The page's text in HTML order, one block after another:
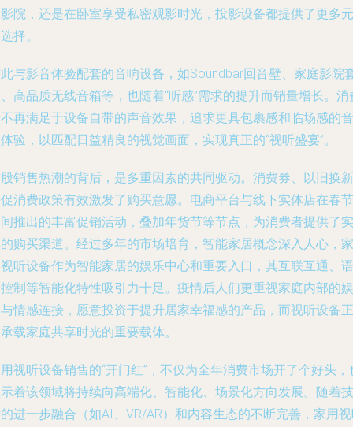
院，还是在卧室享受私密观影时光，投影设备都提供了更多元
择。
与影音体验配套的音响设备，如Soundbar回音壁、家庭影院
高品质无线音箱等，也随着“听感”需求的提升而销量增长。消
再满足于设备自带的声音效果，追求更具包裹感和临场感的音
验，以匹配日益精良的视觉画面，实现真正的“视听盛宴”。
销售热潮的背后，是多重因素的共同驱动。消费券、以旧换新
消费政策有效激发了购买意愿。电商平台与线下实体店在春节
推出的丰富促销活动，叠加年货节等节点，为消费者提供了实
购买渠道。经过多年的市场培育，智能家居概念深入人心，家
听设备作为智能家居的娱乐中心和重要入口，其互联互通、语
制等智能化特性吸引力十足。疫情后人们更重视家庭内部的娱
情感连接，愿意投资于提升居家幸福感的产品，而视听设备正
载家庭共享时光的重要载体。
视听设备销售的“开门红”，不仅为全年消费市场开了个好头，
着该领域将持续向高端化、智能化、场景化方向发展。随着技
进一步融合（如AI、VR/AR）和内容生态的不断完善，家用